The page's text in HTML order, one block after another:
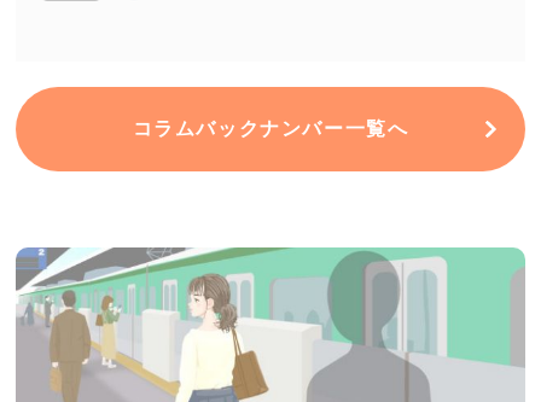
コラムバックナンバー一覧へ